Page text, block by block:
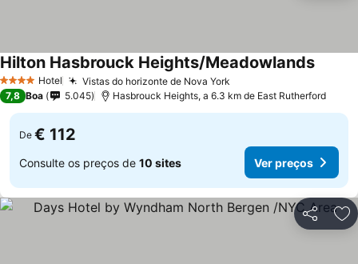
4 EstrelasHotel Vistas do horizonte de Nova York
Hilton Hasbrouck Heights/Meadowlands
7,8 Boa 5.045 Hasbrouck Heights, a 6.3 km de East Rutherford
De € 112
Consulte os preços de 10 sites Ver preços
Partilhar